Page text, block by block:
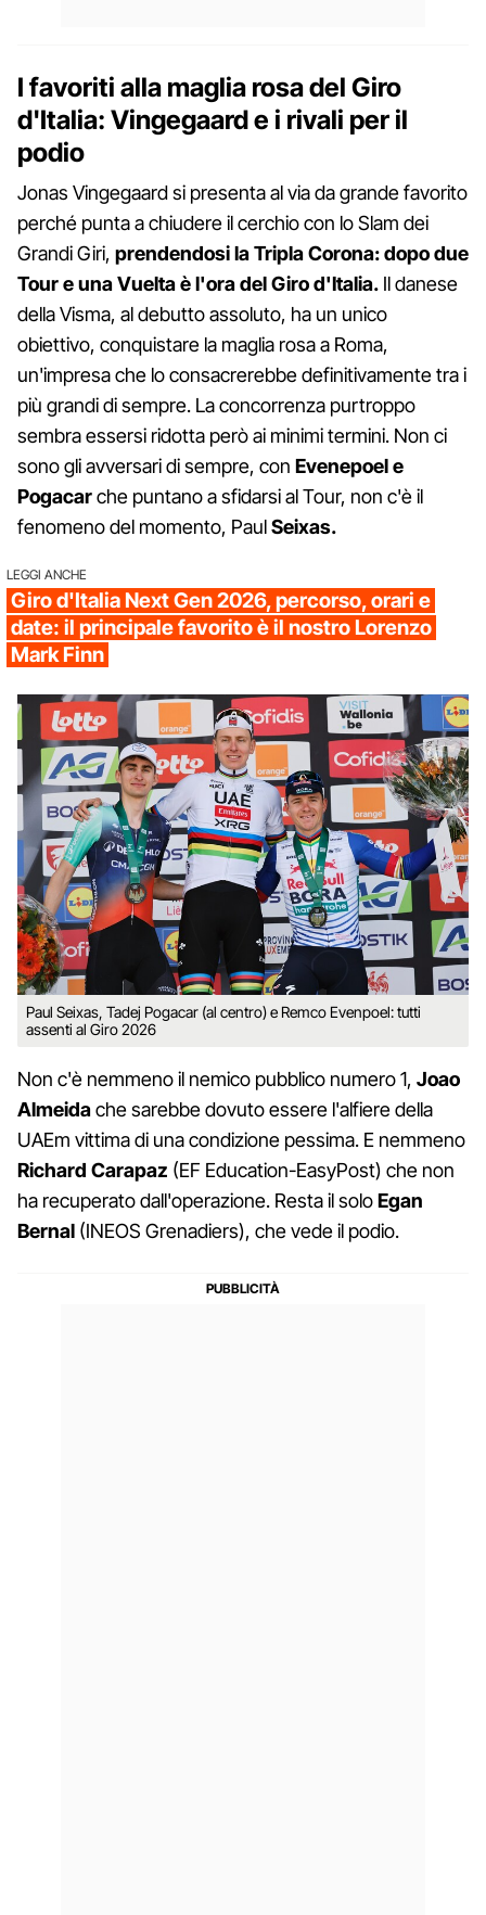
I favoriti alla maglia rosa del Giro
d'Italia: Vingegaard e i rivali per il
podio
Jonas Vingegaard si presenta al via da grande favorito
perché punta a chiudere il cerchio con lo Slam dei
Grandi Giri, prendendosi la Tripla Corona: dopo due
Tour e una Vuelta è l'ora del Giro d'Italia. Il danese
della Visma, al debutto assoluto, ha un unico
obiettivo, conquistare la maglia rosa a Roma,
un'impresa che lo consacrerebbe definitivamente tra i
più grandi di sempre. La concorrenza purtroppo
sembra essersi ridotta però ai minimi termini. Non ci
sono gli avversari di sempre, con Evenepoel e
Pogacarche puntano a sfidarsi al Tour, non c'è il
fenomeno del momento, PaulSeixas.
LEGGI ANCHE
Giro d'Italia Next Gen 2026, percorso, orari e
date: il principale favorito è il nostro Lorenzo
Mark Finn
Paul Seixas, Tadej Pogacar (al centro) e Remco Evenpoel: tutti
assenti al Giro 2026
Non c'è nemmeno il nemico pubblico numero 1, Joao
Almeidache sarebbe dovuto essere l'alfiere della
UAEm vittima di una condizione pessima. E nemmeno
Richard Carapaz (EF Education-EasyPost) che non
ha recuperato dall'operazione. Resta il soloEgan
Bernal (INEOS Grenadiers), che vede il podio.